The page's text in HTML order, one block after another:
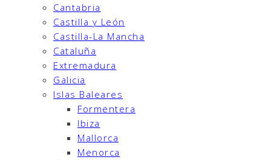
Cantabria
Castilla y León
Castilla-La Mancha
Cataluña
Extremadura
Galicia
Islas Baleares
Formentera
Ibiza
Mallorca
Menorca